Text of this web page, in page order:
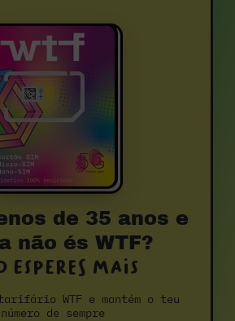
de 35 anos e
não és WTF?
esperes mais
WTF e mantém o teu
número de sempre